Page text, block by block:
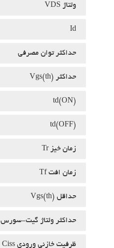
ولتاژ VDS
Id
حداکثر توان مصرفي
حداکثر (Vgs(th
(td(ON
(td(OFF
زمان خيز Tr
زمان افت Tf
حداقل (Vgs(th
حداکثر ولتاژ گيت-سورس
ظرفيت خازني ورودي Ciss